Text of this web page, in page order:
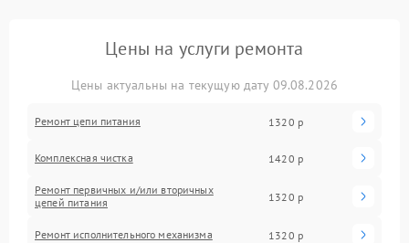
Цены на услуги ремонта
Цены актуальны на текущую дату 09.08.2026
Ремонт цепи питания 1320 р
Комплексная чистка 1420 р
Ремонт первичных и/или вторичных
цепей питания
1320 р
Ремонт исполнительного механизма 1320 р